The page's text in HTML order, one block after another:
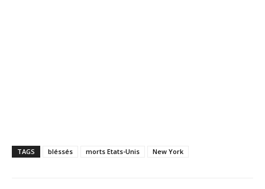
TAGS bléssés morts Etats-Unis New York